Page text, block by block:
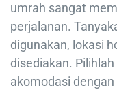
umrah sangat
perjalanan.
digunakan, lokasi
disediakan.
akomodasi